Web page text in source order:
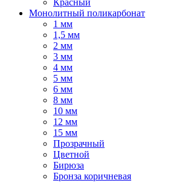
Красный
Монолитный поликарбонат
1 мм
1,5 мм
2 мм
3 мм
4 мм
5 мм
6 мм
8 мм
10 мм
12 мм
15 мм
Прозрачный
Цветной
Бирюза
Бронза коричневая